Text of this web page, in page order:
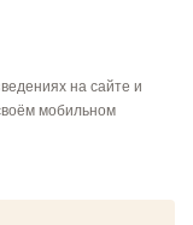
на сайте и
мобильном